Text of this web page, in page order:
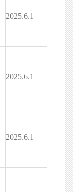
2025.6.1
2025.6.1
2025.6.1